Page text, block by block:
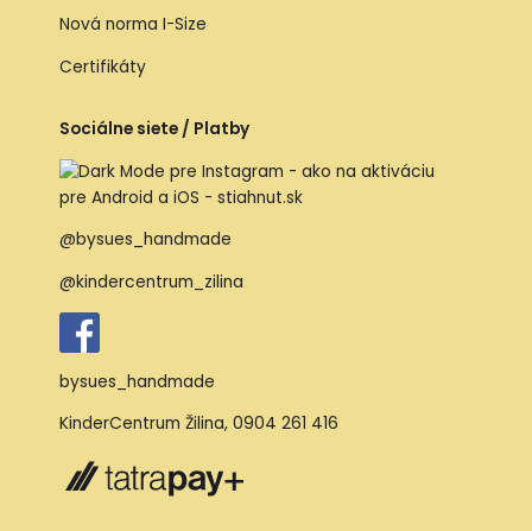
Nová norma I-Size
Certifikáty
Sociálne siete / Platby
@bysues_handmade
@kindercentrum_zilina
bysues_handmade
KinderCentrum Žilina, 0904 261 416